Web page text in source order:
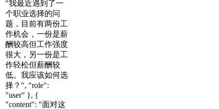
"我最近遇到了一
个职业选择的问
题，目前有两份工
作机会，一份是薪
酬较高但工作强度
很大，另一份是工
作轻松但薪酬较
低。我应该如何选
择？", "role":
"user" }, {
"content": "面对这